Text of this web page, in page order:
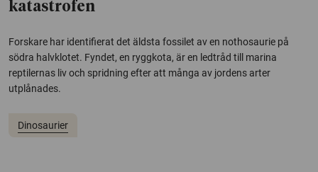
katastrofen
Forskare har identifierat det äldsta fossilet av en nothosaurie på
södra halvklotet. Fyndet, en ryggkota, är en ledtråd till marina
reptilernas liv och spridning efter att många av jordens arter
utplånades.
Dinosaurier